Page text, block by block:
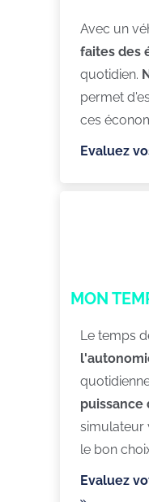
Avec un
faites des
quotidien.
permet
ces
Evaluez
MON
Le temps
puissance
simulateur
le bon
Evaluez